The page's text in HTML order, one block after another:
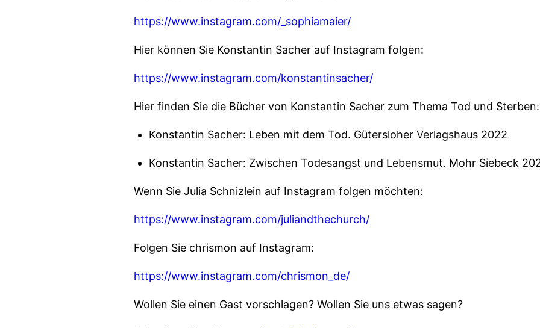
https://www.instagram.com/_sophiamaier/
Hier können Sie Konstantin Sacher auf Instagram folgen:
https://www.instagram.com/konstantinsacher/
Hier finden Sie die Bücher von Konstantin Sacher zum Thema Tod und Sterben:
Konstantin Sacher: Leben mit dem Tod. Gütersloher Verlagshaus 2022
Konstantin Sacher: Zwischen Todesangst und Lebensmut. Mohr Siebeck
Wenn Sie Julia Schnizlein auf Instagram folgen möchten:
https://www.instagram.com/juliandthechurch/
Folgen Sie chrismon auf Instagram:
https://www.instagram.com/chrismon_de/
Wollen Sie einen Gast vorschlagen? Wollen Sie uns etwas sagen?